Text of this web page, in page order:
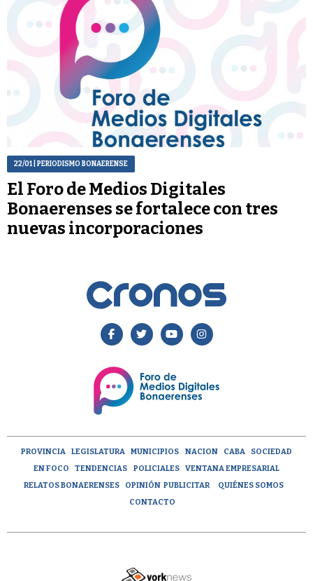
22/01| PERIODISMO BONAERENSE
El Foro de Medios Digitales
Bonaerenses se fortalece con tres
nuevas incorporaciones
PROVINCIA LEGISLATURA MUNICIPIOS NACION CABA
SOCIEDAD
EN FOCO
TENDENCIAS POLICIALES
VENTANA EMPRESARIAL
RELATOS BONAERENSES
OPINIÓN PUBLICITAR
QUIÉNES SOMOS
CONTACTO